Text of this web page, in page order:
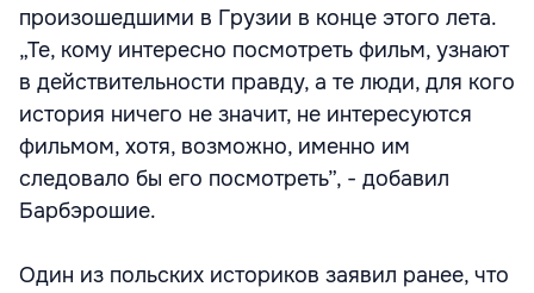
произошедшими в Грузии в конце этого лета.
„Те, кому интересно посмотреть фильм, узнают
в действительности правду, а те люди, для кого
история ничего не значит, не интересуются
фильмом, хотя, возможно, именно им
следовало бы его посмотреть”, - добавил
Барбэрошие.
Один из польских историков заявил ранее, что